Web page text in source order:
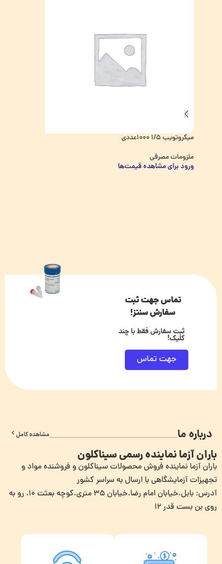
میکروتویب 1/5 1000عددی
ملزومات مصرفی
ورود برای مشاهده قیمت‌ها
تماس جهت ثبت
سفارش سنتز!
ثبت سفارش فقط با چند
کلیک!
جهت تماس
درباره ما مشاهده کامل
باران آزما نماینده رسمی سیناکلون
باران آزما نماینده فروش محصولات سیناکلون و فروشنده مواد و
تجهیزات آزمایشگاهی با ارسال به سراسر کشور
آدرس: بابل،خیابان امام رضا،خیابان ۳۵ متری،کوچه بعثت ۱۰، رو به
روی بن بست قدر ۱۲